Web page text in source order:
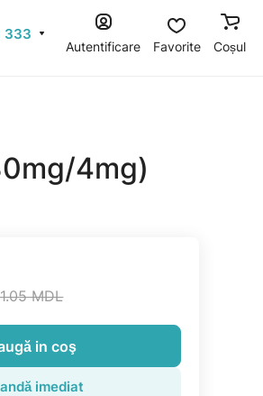
333
Autentificare Favorite Coșul
4mg)
MDL
in coş
imediat